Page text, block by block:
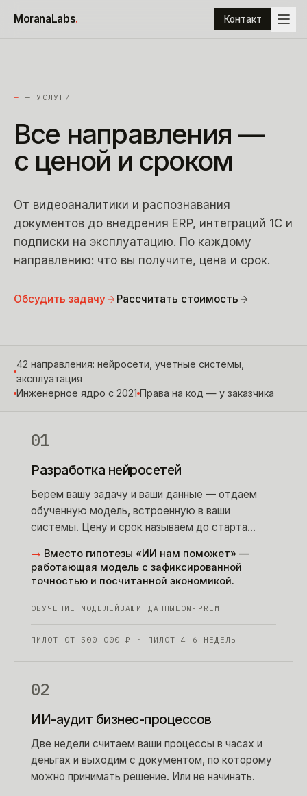
MoranaLabs. Контакт
— — УСЛУГИ
Все направления —
с ценой и сроком
От видеоаналитики и распознавания
документов до внедрения ERP, интеграций 1С и
подписки на эксплуатацию. По каждому
направлению: что вы получите, цена и срок.
Обсудить задачу Рассчитать стоимость
42 направления: нейросети, учетные системы,
эксплуатация
Инженерное ядро с 2021 Права на код — у заказчика
01
Разработка нейросетей
Берем вашу задачу и ваши данные — отдаем
обученную модель, встроенную в ваши
системы. Цену и срок называем до старта
→ Вместо гипотезы «ИИ нам поможет» —
работающая модель с зафиксированной
точностью и посчитанной экономикой.
ОБУЧЕНИЕ МОДЕЛЕЙ ВАШИ ДАННЫЕ ON-PREM
ПИЛОТ ОТ 500 000 ₽ · ПИЛОТ 4–6 НЕДЕЛЬ
02
ИИ-аудит бизнес-процессов
Две недели считаем ваши процессы в часах и
деньгах и выходим с документом, по которому
можно принимать решение. Или не начинать.